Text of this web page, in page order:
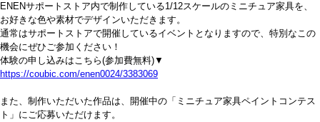
ENENサポートストア内で制作している1/12スケールのミニチュア家具を、
お好きな色や素材でデザインいただきます。
通常はサポートストアで開催しているイベントとなりますので、特別なこの
機会にぜひご参加ください！
体験の申し込みはこちら(参加費無料)▼
https://coubic.com/enen0024/3383069
また、制作いただいた作品は、開催中の「ミニチュア家具ペイントコンテス
ト」にご応募いただけます。